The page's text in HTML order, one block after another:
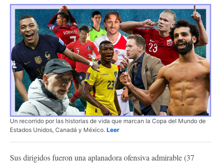
Un recorrido por las historias de vida que marcan la Copa del Mundo de
Estados Unidos, Canadá y México. Leer
Sus dirigidos fueron una aplanadora ofensiva admirable (37